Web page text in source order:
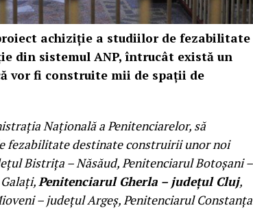
achiziţie a studiilor de fezabilitate
din sistemul ANP, întrucât există un
vor fi construite mii de spaţii de
Naţională a Penitenciarelor, să
fezabilitate destinate construirii unor noi
Bistriţa – Năsăud, Penitenciarul Botoşani –
Penitenciarul Gherla – judeţul Cluj,
– judeţul Argeş, Penitenciarul Constanţa